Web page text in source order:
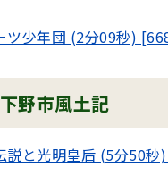
ツ少年団 (2分09秒)
野市風土記
説と光明皇后 (5分50